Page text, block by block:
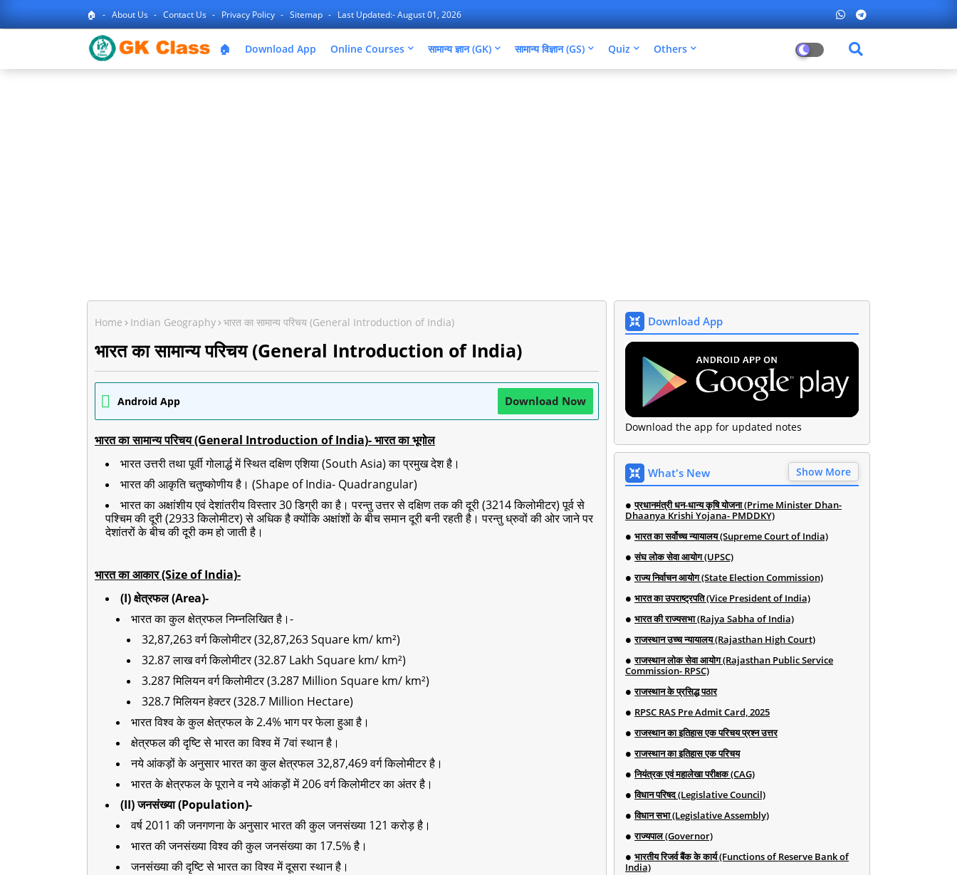
🏠 About Us Contact Us Privacy Policy Sitemap Last Updated:- August 01, 2026
🏠 Download App Online Courses सामान्य ज्ञान (GK) सामान्य विज्ञान (GS) Quiz Others
Home Indian Geography भारत का सामान्य परिचय (General Introduction of India)
भारत का सामान्य परिचय (General Introduction of India)
Android App Download Now
भारत का सामान्य परिचय (General Introduction of India)- भारत का भूगोल
भारत उत्तरी तथा पूर्वी गोलार्द्ध में स्थित दक्षिण एशिया (South Asia) का प्रमुख देश है।
भारत की आकृति चतुष्कोणीय है। (Shape of India- Quadrangular)
भारत का अक्षांशीय एवं देशांतरीय विस्तार 30 डिग्री का है। परन्तु उत्तर से दक्षिण तक की दूरी (3214 किलोमीटर) पूर्व से
पश्चिम की दूरी (2933 किलोमीटर) से अधिक है क्योंकि अक्षांशों के बीच समान दूरी बनी रहती है। परन्तु ध्रुवों की ओर जाने पर
देशांतरों के बीच की दूरी कम हो जाती है।
भारत का आकार (Size of India)-
(I) क्षेत्रफल (Area)-
भारत का कुल क्षेत्रफल निम्नलिखित है।-
32,87,263 वर्ग किलोमीटर (32,87,263 Square km/ km²)
32.87 लाख वर्ग किलोमीटर (32.87 Lakh Square km/ km²)
3.287 मिलियन वर्ग किलोमीटर (3.287 Million Square km/ km²)
328.7 मिलियन हेक्टर (328.7 Million Hectare)
भारत विश्व के कुल क्षेत्रफल के 2.4% भाग पर फेला हुआ है।
क्षेत्रफल की दृष्टि से भारत का विश्व में 7वां स्थान है।
नये आंकड़ों के अनुसार भारत का कुल क्षेत्रफल 32,87,469 वर्ग किलोमीटर है।
भारत के क्षेत्रफल के पूराने व नये आंकड़ों में 206 वर्ग किलोमीटर का अंतर है।
(II) जनसंख्या (Population)-
वर्ष 2011 की जनगणना के अनुसार भारत की कुल जनसंख्या 121 करोड़ है।
भारत की जनसंख्या विश्व की कुल जनसंख्या का 17.5% है।
जनसंख्या की दृष्टि से भारत का विश्व में दूसरा स्थान है।
Download App
Download the app for updated notes
What's New Show More
प्रधानमंत्री धन-धान्य कृषि योजना (Prime Minister Dhan-
Dhaanya Krishi Yojana- PMDDKY)
भारत का सर्वोच्च न्यायालय (Supreme Court of India)
संघ लोक सेवा आयोग (UPSC)
राज्य निर्वाचन आयोग (State Election Commission)
भारत का उपराष्ट्रपति (Vice President of India)
भारत की राज्यसभा (Rajya Sabha of India)
राजस्थान उच्च न्यायालय (Rajasthan High Court)
राजस्थान लोक सेवा आयोग (Rajasthan Public Service
Commission- RPSC)
राजस्थान के प्रसिद्ध पठार
RPSC RAS Pre Admit Card, 2025
राजस्थान का इतिहास एक परिचय प्रश्न उत्तर
राजस्थान का इतिहास एक परिचय
नियंत्रक एवं महालेखा परीक्षक (CAG)
विधान परिषद (Legislative Council)
विधान सभा (Legislative Assembly)
राज्यपाल (Governor)
भारतीय रिजर्व बैंक के कार्य (Functions of Reserve Bank of
India)